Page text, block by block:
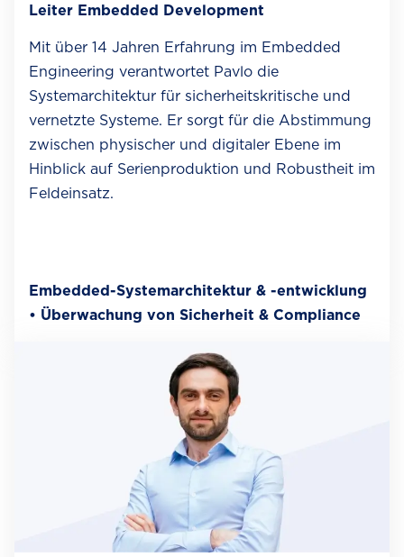
Leiter Embedded Development
Mit über 14 Jahren Erfahrung im Embedded
Engineering verantwortet Pavlo die
Systemarchitektur für sicherheitskritische und
vernetzte Systeme. Er sorgt für die Abstimmung
zwischen physischer und digitaler Ebene im
Hinblick auf Serienproduktion und Robustheit im
Feldeinsatz.
Embedded-Systemarchitektur & -entwicklung
• Überwachung von Sicherheit & Compliance